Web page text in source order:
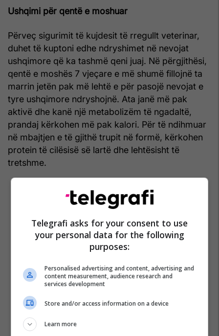
Ushqimi për qentë e moshuar
Përveç sigurimit të kujdesit të rregullt veterinar,
duhet të kuptoni edhe ndryshimet në nevojat
ushqimore që ka tashmë qeni juaj. Në përgjithësi,
qentë e moshës 7 vjeçare e më shumë fillojnë ta
marrin jetën pak më lehtë e për pasojë nevojat e
tyre ushqimore ndryshojnë. Ata janë më pak
aktivë dhe kanë një metabolizëm të ngadaltë,
prandaj kërkohen më pak kalori. Për të ndihmuar
në mbajtjen e të gjithë trupit në formë, kërkohen
protein të cilësisë së lartë dhe lehtësisht të
tretshme.
Telegrafi asks for your consent to use
your personal data for the following
purposes:
Personalised advertising and content, advertising and
content measurement, audience research and
services development
Store and/or access information on a device
Learn more